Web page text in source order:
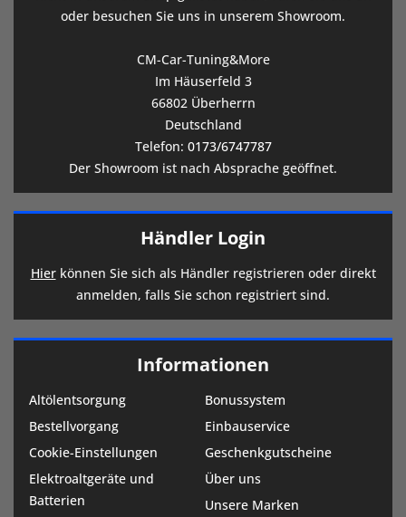
oder besuchen Sie uns in unserem Showroom.
CM-Car-Tuning&More
Im Häuserfeld 3
66802 Überherrn
Deutschland
Telefon: 0173/6747787
Der Showroom ist nach Absprache geöffnet.
Händler Login
Hierkönnen Sie sich als Händler registrieren oder direkt
anmelden, falls Sie schon registriert sind.
Informationen
Altölentsorgung
Bestellvorgang
Cookie-Einstellungen
Elektroaltgeräte und
Batterien
Bonussystem
Einbauservice
Geschenkgutscheine
Über uns
Unsere Marken